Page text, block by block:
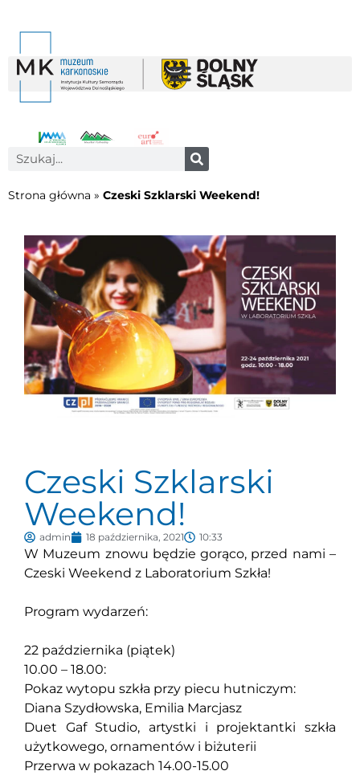
Strona główna » Czeski Szklarski Weekend!
Czeski Szklarski
Weekend!
admin 18 października, 2021 10:33
W Muzeum znowu będzie gorąco, przed nami –
Czeski Weekend z Laboratorium Szkła!
Program wydarzeń:
22 października (piątek)
10.00 – 18.00:
Pokaz wytopu szkła przy piecu hutniczym:
Diana Szydłowska, Emilia Marcjasz
Duet Gaf Studio, artystki i projektantki szkła
użytkowego, ornamentów i biżuterii
Przerwa w pokazach 14.00-15.00